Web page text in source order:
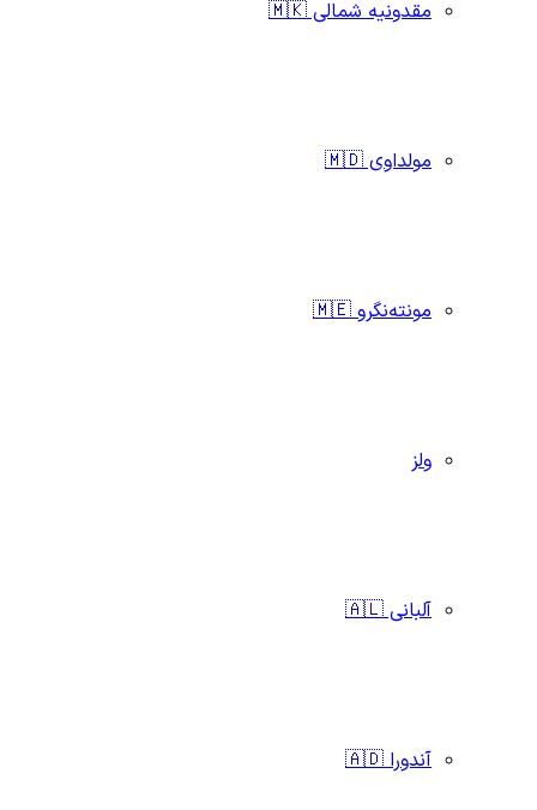
مقدونیه شمالی 🇲🇰
مولداوی 🇲🇩
مونته‌نگرو 🇲🇪
ولز
آلبانی 🇦🇱
آندورا 🇦🇩